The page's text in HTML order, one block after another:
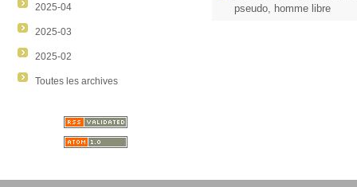
2025-04
2025-03
2025-02
Toutes les archives
pseudo
homme libre